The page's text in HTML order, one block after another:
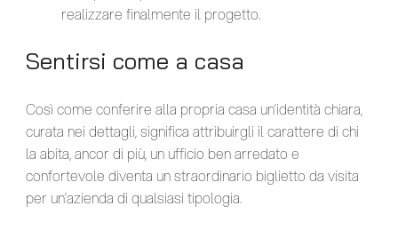
realizzare finalmente il progetto.
Sentirsi come a casa
Così come conferire alla propria casa un’identità chiara,
curata nei dettagli, significa attribuirgli il carattere di chi
la abita, ancor di più, un ufficio ben arredato e
confortevole diventa un straordinario biglietto da visita
per un’azienda di qualsiasi tipologia.